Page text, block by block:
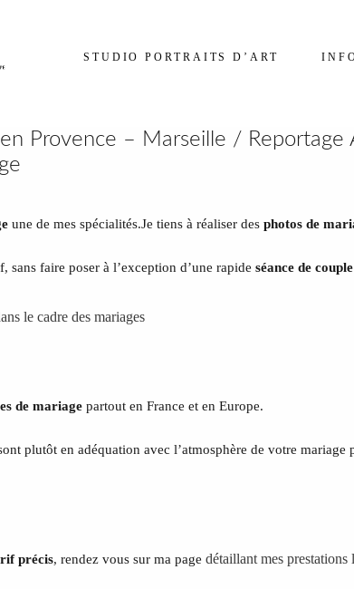
STUDIO PORTRAITS D’ART
Provence – Marseille /
une de mes spécialités.Je tiens à réaliser desphotos de
sans faire poser à l’exception d’une rapideséance de couple
le cadre des mariages
de mariage partout en France et en Europe.
plutôt en adéquation avec l’atmosphère de votre mariage
précis, rendez vous sur ma pagedétaillant mes prestations